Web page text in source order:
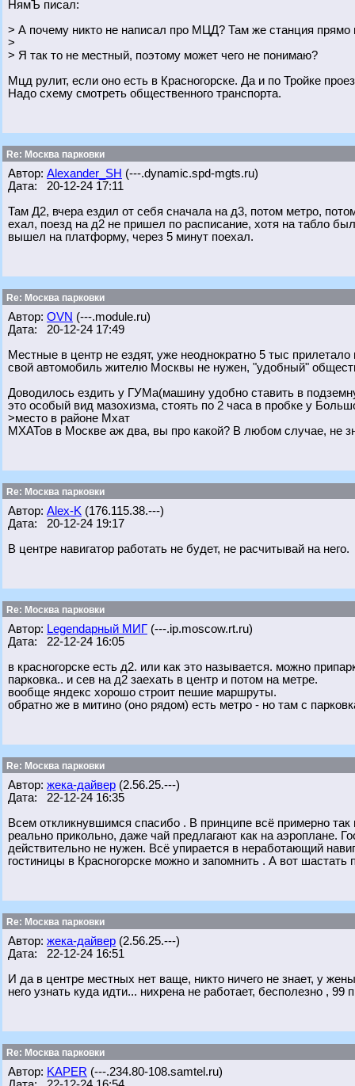
НямЪ писал:
> А почему никто не написал про МЦД? Там же станция прямо
>
> Я так то не местный, поэтому может чего не понимаю?
Мцд рулит, если оно есть в Красногорске. Да и по Тройке
Надо схему смотреть общественного транспорта.
Re: Москва парковки
Автор: Alexander_SH (---.dynamic.spd-mgts.ru)
Дата: 20-12-24 17:11
Там Д2, вчера ездил от себя сначала на д3, потом метро,
ехал, поезд на д2 не пришел по расписание, хотя на табло
вышел на платформу, через 5 минут поехал.
Re: Москва парковки
Автор: OVN (---.module.ru)
Дата: 20-12-24 17:49
Местные в центр не ездят, уже неоднократно 5 тыс
свой автомобиль жителю Москвы не нужен, "удобный"
Доводилось ездить у ГУМа(машину удобно ставить в
это особый вид мазохизма, стоять по 2 часа в пробке у
>место в районе Мхат
МХАТов в Москве аж два, вы про какой? В любом случае, не
Re: Москва парковки
Автор: Alex-K (176.115.38.---)
Дата: 20-12-24 19:17
В центре навигатор работать не будет, не расчитывай на него.
Re: Москва парковки
Автор: Legendарный МИГ (---.ip.moscow.rt.ru)
Дата: 22-12-24 16:05
в красногорске есть д2. или как это называется. можно
парковка.. и сев на д2 заехать в центр и потом на метре.
вообще яндекс хорошо строит пешие маршруты.
обратно же в митино (оно рядом) есть метро - но там с
Re: Москва парковки
Автор: жека-дайвер (2.56.25.---)
Дата: 22-12-24 16:35
Всем откликнувшимся спасибо . В принципе всё примерно так
реально прикольно, даже чай предлагают как на аэроплане.
действительно не нужен. Всё упирается в неработающий
гостиницы в Красногорске можно и запомнить . А вот шастать
Re: Москва парковки
Автор: жека-дайвер (2.56.25.---)
Дата: 22-12-24 16:51
И да в центре местных нет ваще, никто ничего не знает, у
него узнать куда идти... нихрена не работает, бесполезно ,
Re: Москва парковки
Автор: KAPER (---.234.80-108.samtel.ru)